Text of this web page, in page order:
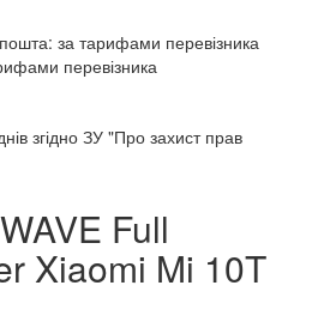
за тарифами перевізника
перевізника
згідно ЗУ "Про захист прав
Full
Xiaomi Mi 10T